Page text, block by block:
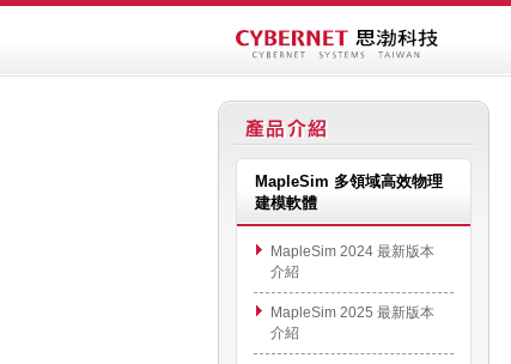
MapleSim 多領域高效物理
建模軟體
MapleSim 2024 最新版本
介紹
MapleSim 2025 最新版本
介紹